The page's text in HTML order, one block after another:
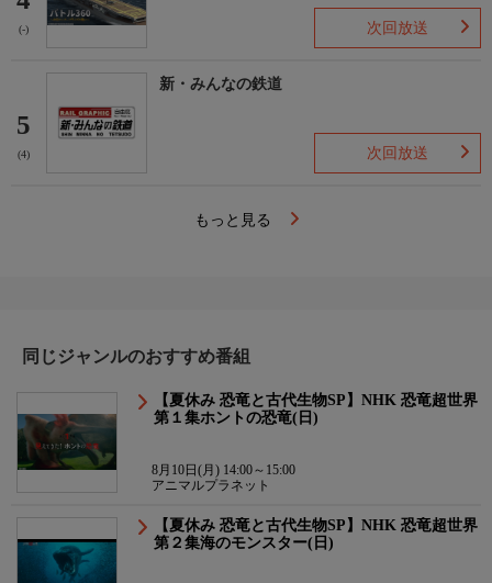
(-) 次回放送
5
(4)
新・みんなの鉄道
次回放送
もっと見る
同じジャンルのおすすめ番組
【夏休み 恐竜と古代生物SP】NHK 恐竜超世界
第１集ホントの恐竜(日)
8月10日(月) 14:00～15:00
アニマルプラネット
【夏休み 恐竜と古代生物SP】NHK 恐竜超世界
第２集海のモンスター(日)